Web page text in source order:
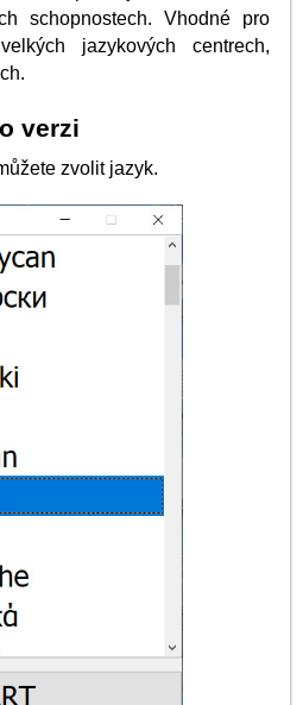
schopnostech. Vhodné pro
jazykových centrech,
verzi
zvolit jazyk.